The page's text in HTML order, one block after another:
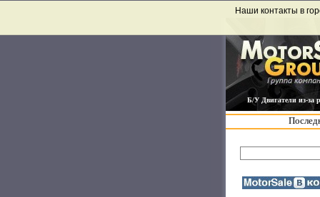
Б/У Двигатели из-за
Наши контакты в